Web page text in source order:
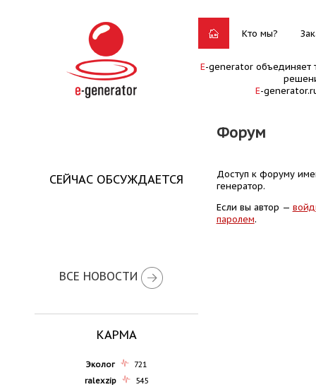
Кто мы?
E-generator объединяет
E-
Форум
СЕЙЧАС ОБСУЖДАЕТСЯ
ВСЕ НОВОСТИ
КАРМА
Эколог
721
ralexzip
545
Доступ к форуму
генератор.
Если вы автор —
паролем.